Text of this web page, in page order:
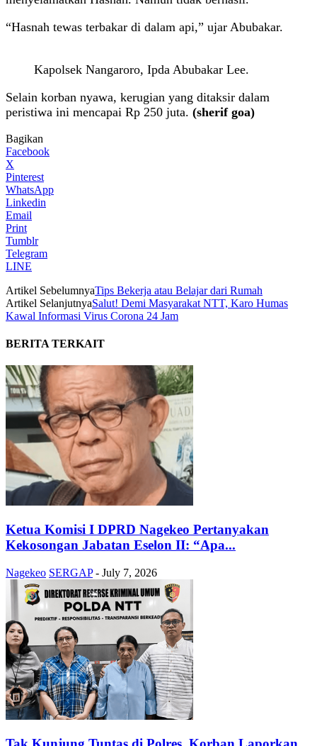
“Hasnah tewas terbakar di dalam api,” ujar Abubakar.
Kapolsek Nangaroro, Ipda Abubakar Lee.
Selain korban nyawa, kerugian yang ditaksir dalam
peristiwa ini mencapai Rp 250 juta. (sherif goa)
Bagikan
Facebook
X
Pinterest
WhatsApp
Linkedin
Email
Print
Tumblr
Telegram
LINE
Artikel SebelumnyaTips Bekerja atau Belajar dari Rumah
Artikel SelanjutnyaSalut! Demi Masyarakat NTT, Karo Humas
Kawal Informasi Virus Corona 24 Jam
BERITA TERKAIT
Ketua Komisi I DPRD Nagekeo Pertanyakan
Kekosongan Jabatan Eselon II: “Apa...
Nagekeo SERGAP - July 7, 2026